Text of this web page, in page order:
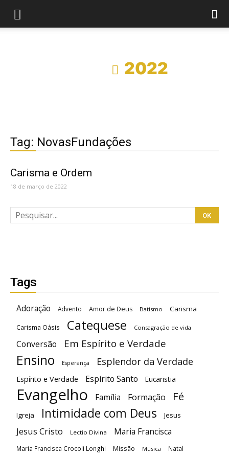
2022
Tag: NovasFundações
Carisma e Ordem
18 de março de 2022
Tags
Adoração Advento Amor de Deus Batismo Carisma
Carisma Oásis Catequese Consagração de vida
Conversão Em Espírito e Verdade
Ensino Esperança Esplendor da Verdade
Espírito e Verdade Espírito Santo Eucaristia
Evangelho Família Formação Fé
Igreja Intimidade com Deus Jesus
Jesus Cristo Lectio Divina Maria Francisca
Maria Francisca Crocoli Longhi Missão Música Natal